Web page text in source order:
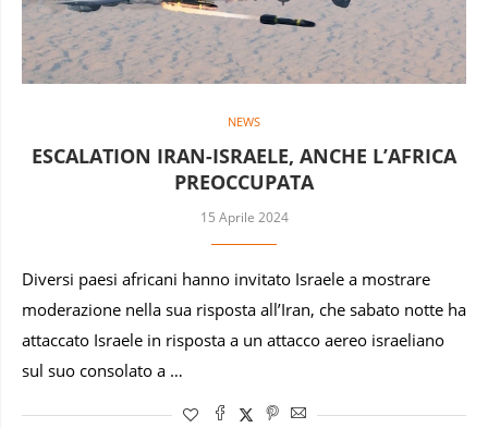
NEWS
ESCALATION IRAN-ISRAELE, ANCHE L’AFRICA
PREOCCUPATA
15 Aprile 2024
Diversi paesi africani hanno invitato Israele a mostrare
moderazione nella sua risposta all’Iran, che sabato notte ha
attaccato Israele in risposta a un attacco aereo israeliano
sul suo consolato a …